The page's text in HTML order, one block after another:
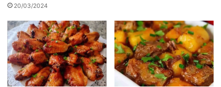
20/03/2024